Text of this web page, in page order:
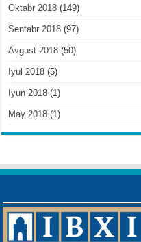
Oktabr 2018 (149)
Sentabr 2018 (97)
Avgust 2018 (50)
Iyul 2018 (5)
Iyun 2018 (1)
May 2018 (1)